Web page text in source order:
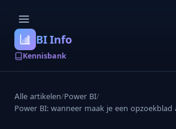
BI Info
Kennisbank
Alle artikelen/Power BI/
Power BI: wanneer maak je een opzoekblad